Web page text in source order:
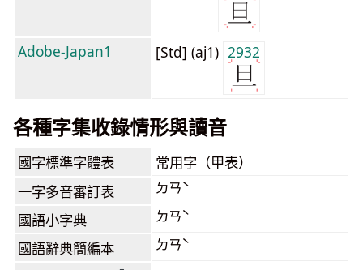
Adobe-Japan1 [Std] (aj1) 2932
各種字集收錄情形與讀音
國字標準字體表 常用字（甲表）
一字多音審訂表 ㄉㄢˋ
國語小字典 ㄉㄢˋ
國語辭典簡編本 ㄉㄢˋ